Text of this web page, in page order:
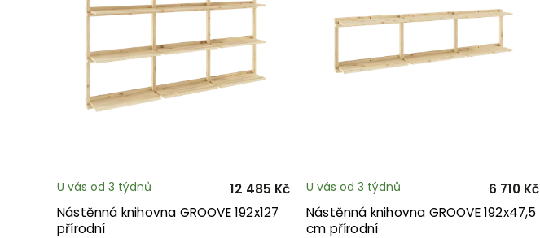
Nástěnná knihovna GROOVE 192x127
přírodní
U vás od 3 týdnů
12 485 Kč
Nástěnná knihovna GROOVE 192x47,5
cm přírodní
U vás od 3 týdnů
6 710 Kč